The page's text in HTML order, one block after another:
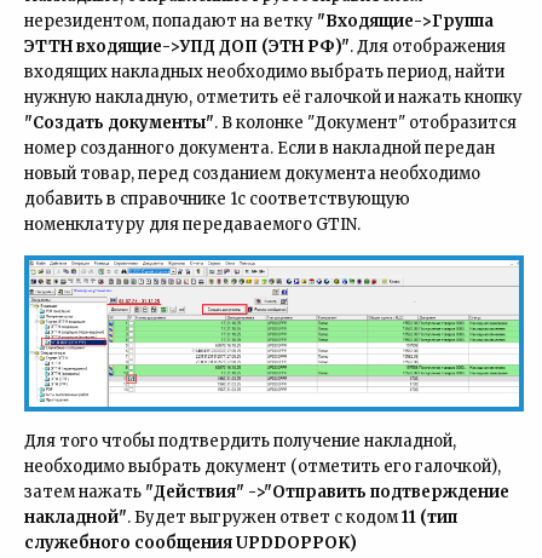
нерезидентом, попадают на ветку "Входящие->Группа
ЭТТН входящие->УПД ДОП (ЭТН РФ)". Для отображения
входящих накладных необходимо выбрать период, найти
нужную накладную, отметить её галочкой и нажать кнопку
"Создать документы". В колонке "Документ" отобразится
номер созданного документа. Если в накладной передан
новый товар, перед созданием документа необходимо
добавить в справочнике 1с соответствующую
номенклатуру для передаваемого GTIN.
Для того чтобы подтвердить получение накладной,
необходимо выбрать документ (отметить его галочкой),
затем нажать "Действия" ->"Отправить подтверждение
накладной". Будет выгружен ответ с кодом11 (тип
служебного сообщения UPDDOPPOK)